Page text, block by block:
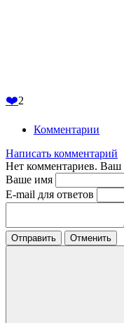
❤️2
Комментарии
Написать комментарий
Нет комментариев. Ваш
Ваше имя
E-mail для ответов
Отправить Отменить